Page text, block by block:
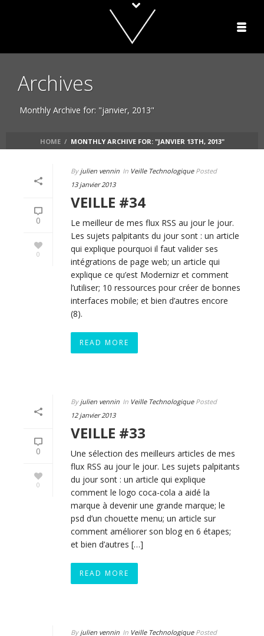
Archives
Monthly Archive for: "janvier, 2013"
HOME / MONTHLY ARCHIVE FOR: "JANVIER 13TH, 2013"
0
0
By julien vennin In Veille TechnologiquePosted
13 janvier 2013
VEILLE #34
Le meilleur de mes flux RSS au jour le jour.
Les sujets palpitants du jour sont : un article
qui explique pourquoi il faut valider ses
intégrations de page web; un article qui
explique ce qu’est Modernizr et comment
l’utiliser; 10 ressources pour créer de bonnes
interfaces mobile; et bien d’autres encore
(8).
READ MORE
0
0
By julien vennin In Veille TechnologiquePosted
12 janvier 2013
VEILLE #33
Une sélection des meilleurs articles de mes
flux RSS au jour le jour. Les sujets palpitants
du jour sont : un article qui explique
comment le logo coca-cola a aidé la
marque à devenir une grande marque; le
psd d’un chouette menu; un article sur
comment améliorer son blog en 6 étapes;
et bien d’autres […]
READ MORE
By julien vennin In Veille TechnologiquePosted